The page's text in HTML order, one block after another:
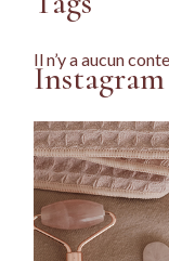
Il n’y a aucun
Instagram